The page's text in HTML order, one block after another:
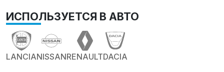
ИСПОЛЬЗУЕТСЯ В АВТО
LANCIANISSANRENAULTDACIA